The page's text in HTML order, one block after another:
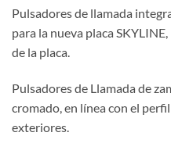
Pulsadores de llamada
para la nueva placa
de la placa.
Pulsadores de Llamada de
cromado, en línea con el
exteriores.